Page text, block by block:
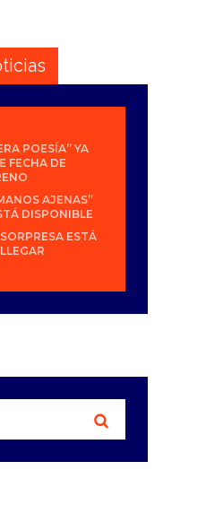
POESÍA” YA
FECHA DE
AJENAS”
DISPONIBLE
ESTÁ